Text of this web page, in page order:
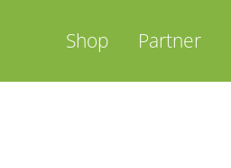
Shop Partner